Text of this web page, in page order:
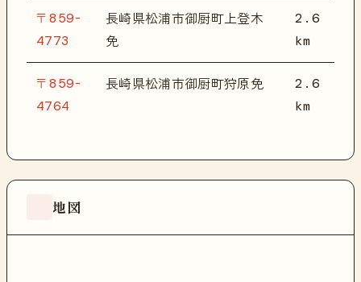
〒859-
4773
長崎県松浦市御厨町上登木
免
2.6
km
〒859-
4764
長崎県松浦市御厨町狩原免
2.6
km
地図